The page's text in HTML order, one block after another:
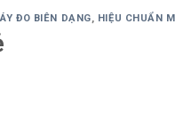
ĐO BIÊN DẠNG, HIỆU CHUẨN